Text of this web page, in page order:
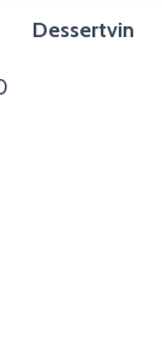
Dessertvin